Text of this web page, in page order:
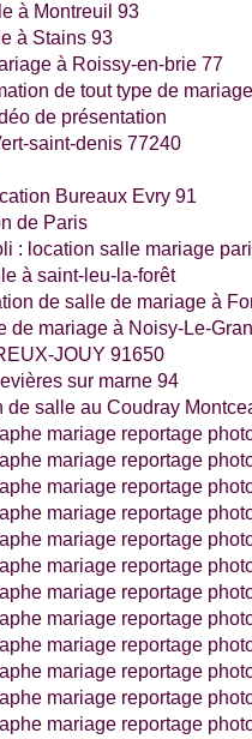
à Montreuil 93
à Stains 93
à Roissy-en-brie 77
de tout type de mariage
de présentation
saint-denis 77240
Bureaux Evry 91
de Paris
: location salle mariage
à saint-leu-la-forêt
de salle de mariage à
de mariage à Noisy-Le-
JOUY 91650
sur marne 94
de salle au Coudray
mariage reportage
mariage reportage
mariage reportage
mariage reportage
mariage reportage
mariage reportage
mariage reportage
mariage reportage
mariage reportage
mariage reportage
mariage reportage
mariage reportage